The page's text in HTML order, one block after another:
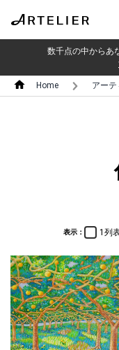
数千点の中からあ
Home アー
表示： 1列